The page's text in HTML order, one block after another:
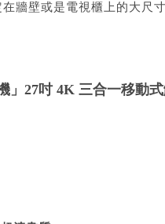
牆壁或是電視櫃上的大尺
」27吋 4K 三合一移動